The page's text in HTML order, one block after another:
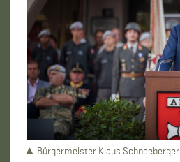
Bürgermeister Klaus Schneeberger